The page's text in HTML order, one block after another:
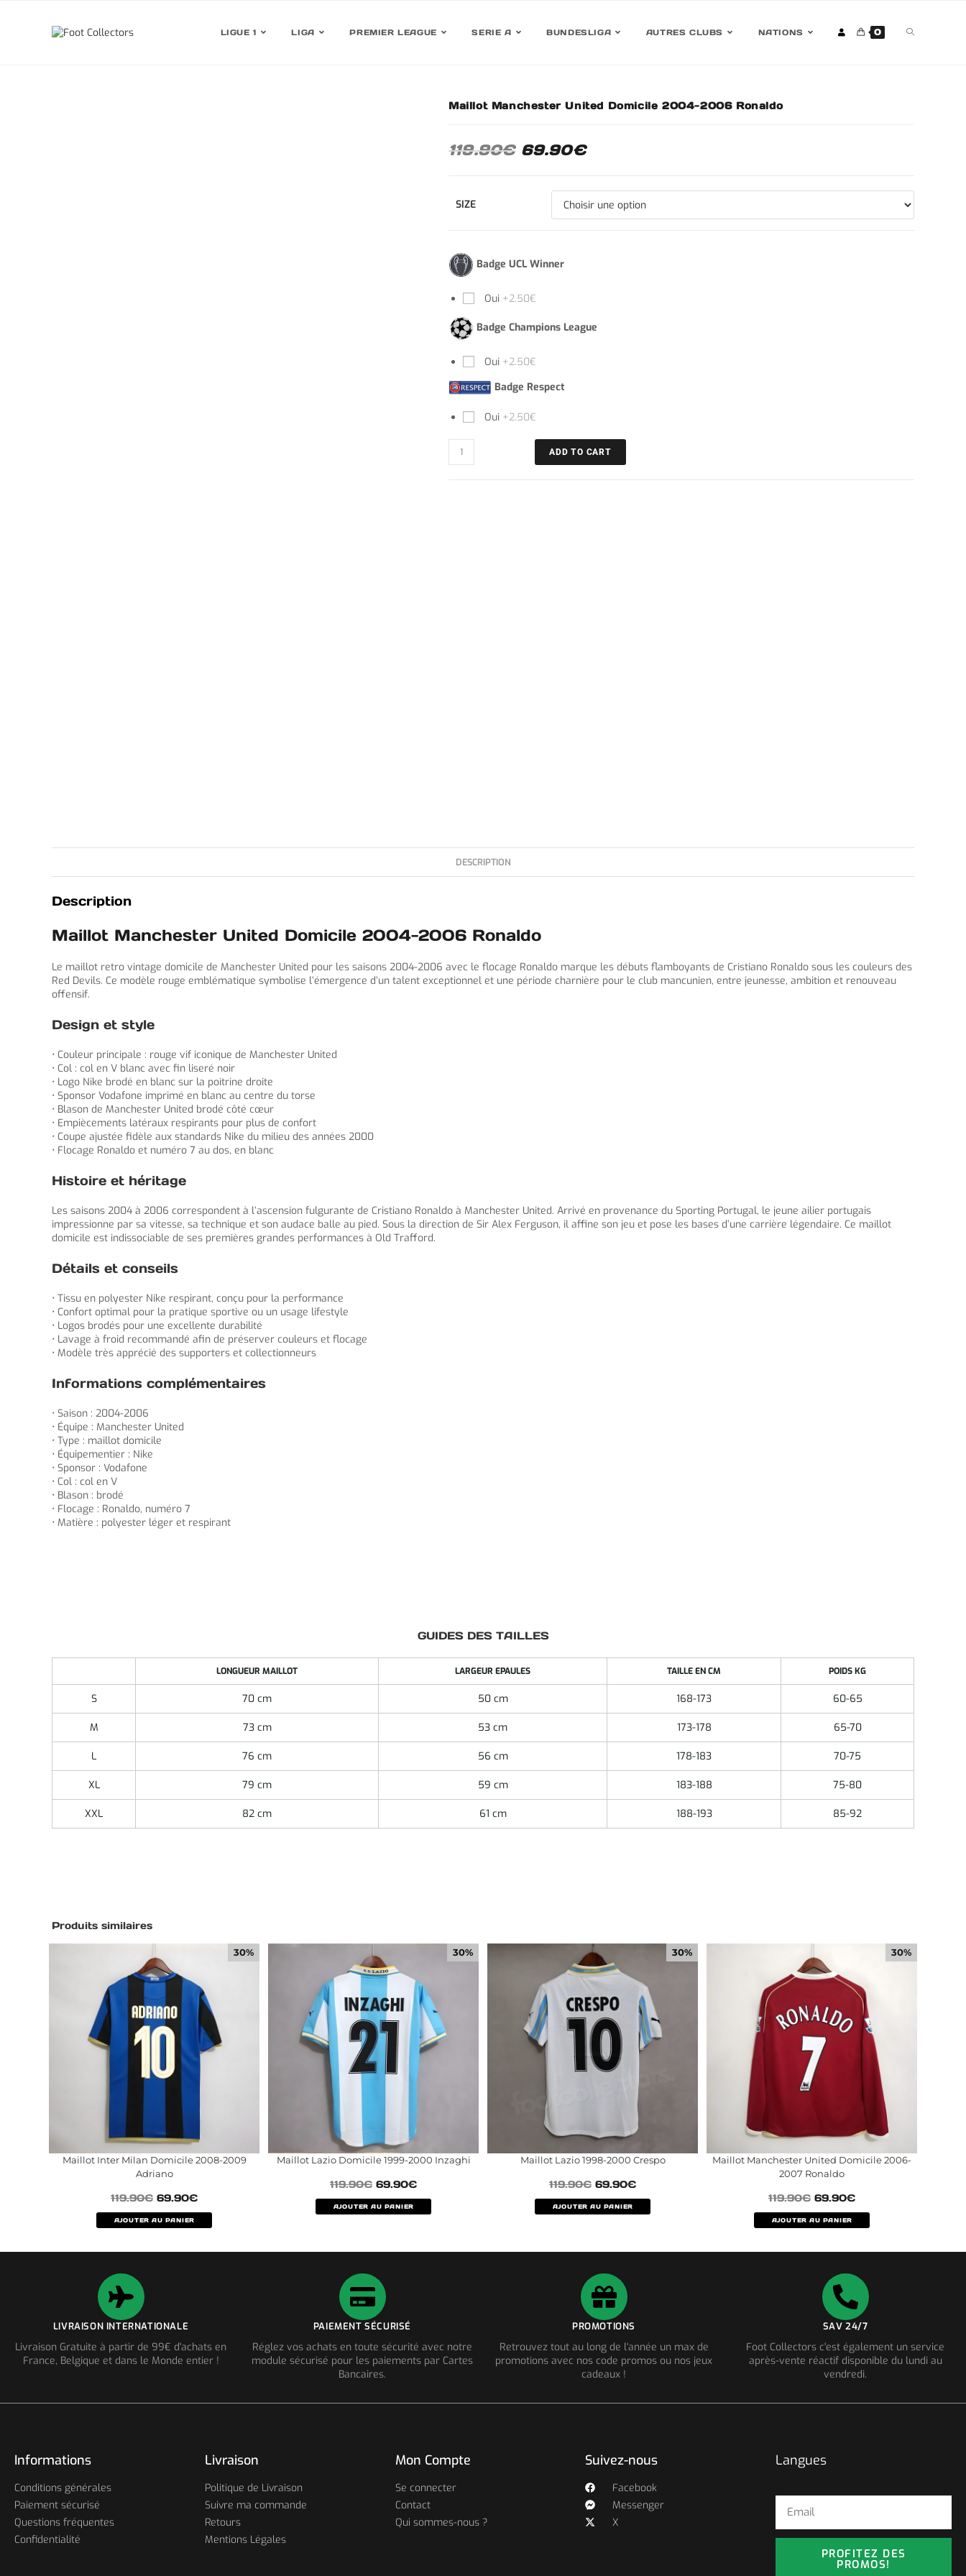
LIGUE 1 LIGA PREMIER LEAGUE SERIE A BUNDESLIGA AUTRES CLUBS NATIONS 0
Maillot Manchester United Domicile 2004-2006 Ronaldo
119.90€ 69.90€
SIZE
Badge UCL Winner
Oui +2.50€
Badge Champions League
Oui +2.50€
Badge Respect
Oui +2.50€
ADD TO CART
DESCRIPTION
Description
Maillot Manchester United Domicile 2004-2006 Ronaldo
Le maillot retro vintage domicile de Manchester United pour les saisons 2004-2006 avec le flocage Ronaldo marque les débuts flamboyants de Cristiano Ronaldo sous les couleurs des
Red Devils. Ce modèle rouge emblématique symbolise l’émergence d’un talent exceptionnel et une période charnière pour le club mancunien, entre jeunesse, ambition et renouveau
offensif.
Design et style
• Couleur principale : rouge vif iconique de Manchester United
• Col : col en V blanc avec fin liseré noir
• Logo Nike brodé en blanc sur la poitrine droite
• Sponsor Vodafone imprimé en blanc au centre du torse
• Blason de Manchester United brodé côté cœur
• Empiècements latéraux respirants pour plus de confort
• Coupe ajustée fidèle aux standards Nike du milieu des années 2000
• Flocage Ronaldo et numéro 7 au dos, en blanc
Histoire et héritage
Les saisons 2004 à 2006 correspondent à l’ascension fulgurante de Cristiano Ronaldo à Manchester United. Arrivé en provenance du Sporting Portugal, le jeune ailier portugais
impressionne par sa vitesse, sa technique et son audace balle au pied. Sous la direction de Sir Alex Ferguson, il affine son jeu et pose les bases d’une carrière légendaire. Ce maillot
domicile est indissociable de ses premières grandes performances à Old Trafford.
Détails et conseils
• Tissu en polyester Nike respirant, conçu pour la performance
• Confort optimal pour la pratique sportive ou un usage lifestyle
• Logos brodés pour une excellente durabilité
• Lavage à froid recommandé afin de préserver couleurs et flocage
• Modèle très apprécié des supporters et collectionneurs
Informations complémentaires
• Saison : 2004-2006
• Équipe : Manchester United
• Type : maillot domicile
• Équipementier : Nike
• Sponsor : Vodafone
• Col : col en V
• Blason : brodé
• Flocage : Ronaldo, numéro 7
• Matière : polyester léger et respirant
GUIDES DES TAILLES
LONGUEUR MAILLOT LARGEUR EPAULES TAILLE EN CM POIDS KG
S 70 cm 50 cm 168-173 60-65
M 73 cm 53 cm 173-178 65-70
L 76 cm 56 cm 178-183 70-75
XL 79 cm 59 cm 183-188 75-80
XXL 82 cm 61 cm 188-193 85-92
Produits similaires
30%
Maillot Inter Milan Domicile 2008-2009
Adriano
119.90€ 69.90€
AJOUTER AU PANIER
30%
Maillot Lazio Domicile 1999-2000 Inzaghi
119.90€ 69.90€
AJOUTER AU PANIER
30%
Maillot Lazio 1998-2000 Crespo
119.90€ 69.90€
AJOUTER AU PANIER
30%
Maillot Manchester United Domicile 2006-
2007 Ronaldo
119.90€ 69.90€
AJOUTER AU PANIER
LIVRAISON INTERNATIONALE
Livraison Gratuite à partir de 99€ d'achats en
France, Belgique et dans le Monde entier !
PAIEMENT SÉCURISÉ
Réglez vos achats en toute sécurité avec notre
module sécurisé pour les paiements par Cartes
Bancaires.
PROMOTIONS
Retrouvez tout au long de l'année un max de
promotions avec nos code promos ou nos jeux
cadeaux !
SAV 24/7
Foot Collectors c'est également un service
après-vente réactif disponible du lundi au
vendredi.
Informations
Conditions générales
Paiement sécurisé
Questions fréquentes
Confidentialité
Livraison
Politique de Livraison
Suivre ma commande
Retours
Mentions Légales
Mon Compte
Se connecter
Contact
Qui sommes-nous ?
Suivez-nous
Facebook
Messenger
X
Langues
PROFITEZ DES
PROMOS!